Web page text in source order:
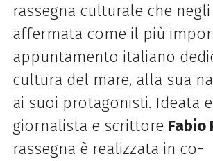
rassegna culturale che
affermata come il più
appuntamento italiano
cultura del mare, alla sua
ai suoi protagonisti. Ideata
giornalista e scrittore Fabio
rassegna è realizzata in co-